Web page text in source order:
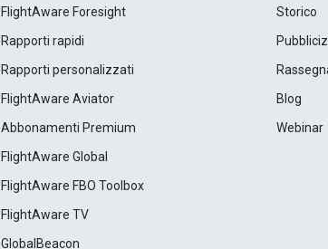
FlightAware Foresight
Rapporti rapidi
Rapporti personalizzati
FlightAware Aviator
Abbonamenti Premium
FlightAware Global
FlightAware FBO Toolbox
FlightAware TV
GlobalBeacon
Storico
Blog
Webinar